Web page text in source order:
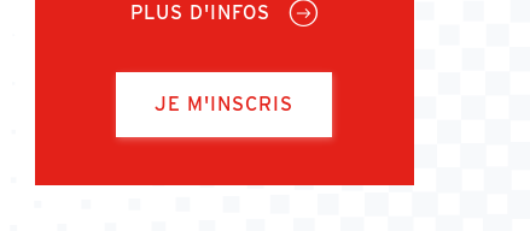
PLUS D'INFOS
JE M'INSCRIS